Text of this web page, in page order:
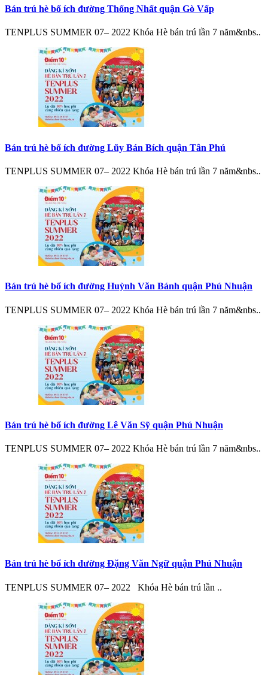
Bán trú hè bổ ích đường Thống Nhất quận Gò Vấp
TENPLUS SUMMER 07– 2022 Khóa Hè bán trú lần 7 năm&nbs..
Bán trú hè bổ ích đường Lũy Bán Bích quận Tân Phú
TENPLUS SUMMER 07– 2022 Khóa Hè bán trú lần 7 năm&nbs..
Bán trú hè bổ ích đường Huỳnh Văn Bánh quận Phú Nhuận
TENPLUS SUMMER 07– 2022 Khóa Hè bán trú lần 7 năm&nbs..
Bán trú hè bổ ích đường Lê Văn Sỹ quận Phú Nhuận
TENPLUS SUMMER 07– 2022 Khóa Hè bán trú lần 7 năm&nbs..
Bán trú hè bổ ích đường Đặng Văn Ngữ quận Phú Nhuận
TENPLUS SUMMER 07– 2022 Khóa Hè bán trú lần ..